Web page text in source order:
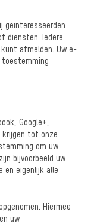
geïnteresseerden
diensten. Iedere
afmelden. Uw e-
Google+,
tot onze
om uw
bijvoorbeeld uw
en eigenlijk alle
Hiermee
uw